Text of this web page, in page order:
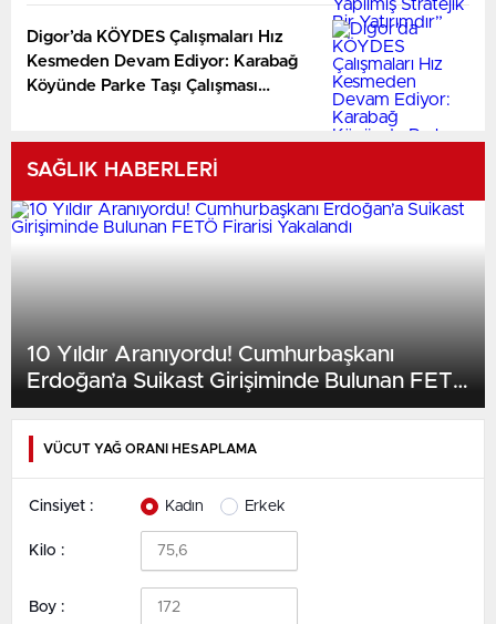
Digor’da KÖYDES Çalışmaları Hız
Kesmeden Devam Ediyor: Karabağ
Köyünde Parke Taşı Çalışması
SAĞLIK HABERLERİ
10 Yıldır Aranıyordu! Cumhurbaşkanı
Erdoğan’a Suikast Girişiminde Bulunan FETÖ
Firarisi Yakalandı
VÜCUT YAĞ ORANI HESAPLAMA
Cinsiyet : Kadın Erkek
Kilo :
Boy :